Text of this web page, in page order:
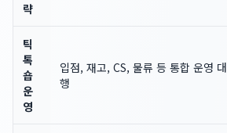
략
틱
톡
숍
운
영
입점, 재고, CS, 물류 등 통합 운영 대
행